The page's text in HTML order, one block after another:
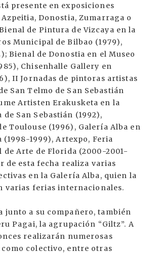
presente en exposiciones
Donostia, Zumarraga o
de Pintura de Vizcaya en la
Municipal de Bilbao (1979),
Bienal de Donostia en el Museo
Chisenhalle Gallery en
II Jornadas de pintoras artistas
San Telmo de San Sebastián
Artisten Erakusketa en la
de San Sebastián (1992),
Toulouse (1996), Galería Alba en
1999), Artexpo, Feria
Arte de Florida (2000-2001-
de esta fecha realiza varias
en la Galería Alba, quien la
varias ferias internacionales.
junto a su compañero, también
Pagai, la agrupación “Giltz”. A
realizarán numerosas
colectivo, entre otras